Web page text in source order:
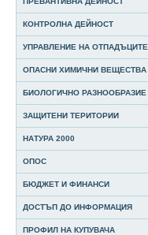
КОНТРОЛНА ДЕЙНОСТ
УПРАВЛЕНИЕ НА ОТПАДЪЦИТЕ
ОПАСНИ ХИМИЧНИ ВЕЩЕСТВА
БИОЛОГИЧНО РАЗНООБРАЗИЕ
ЗАЩИТЕНИ ТЕРИТОРИИ
НАТУРА 2000
ОПОС
БЮДЖЕТ И ФИНАНСИ
ДОСТЪП ДО ИНФОРМАЦИЯ
ПРОФИЛ НА КУПУВАЧА